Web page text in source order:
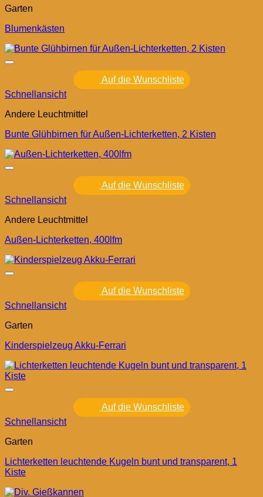
Garten
Blumenkästen
Auf die Wunschliste
Schnellansicht
Andere Leuchtmittel
Bunte Glühbirnen für Außen-Lichterketten, 2 Kisten
Auf die Wunschliste
Schnellansicht
Andere Leuchtmittel
Außen-Lichterketten, 400lfm
Auf die Wunschliste
Schnellansicht
Garten
Kinderspielzeug Akku-Ferrari
Auf die Wunschliste
Schnellansicht
Garten
Lichterketten leuchtende Kugeln bunt und transparent, 1
Kiste